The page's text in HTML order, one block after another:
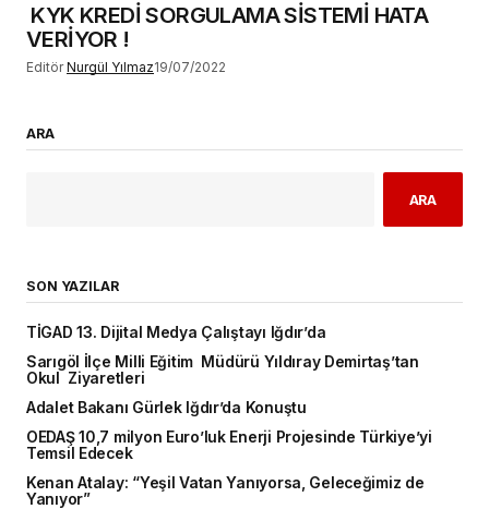
KYK KREDİ SORGULAMA SİSTEMİ HATA
VERİYOR !
Editör Nurgül Yılmaz19/07/2022
ARA
ARA
SON YAZILAR
TİGAD 13. Dijital Medya Çalıştayı Iğdır’da
Sarıgöl İlçe Milli Eğitim Müdürü Yıldıray Demirtaş’tan
Okul Ziyaretleri
Adalet Bakanı Gürlek Iğdır’da Konuştu
OEDAŞ 10,7 milyon Euro’luk Enerji Projesinde Türkiye’yi
Temsil Edecek
Kenan Atalay: “Yeşil Vatan Yanıyorsa, Geleceğimiz de
Yanıyor”